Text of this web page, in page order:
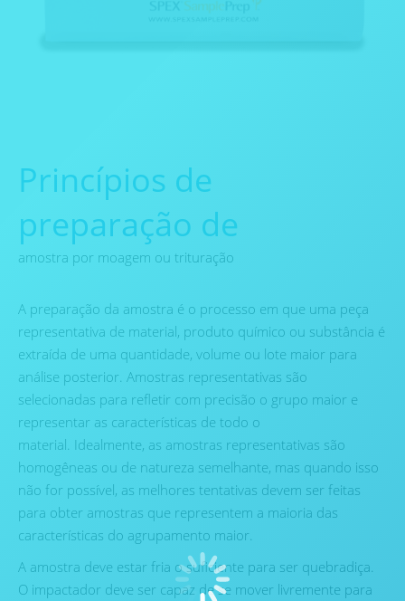
Princípios de
preparação de
amostra por moagem ou trituração
A preparação da amostra é o processo em que uma peça
representativa de material, produto químico ou substância é
extraída de uma quantidade, volume ou lote maior para
análise posterior. Amostras representativas são
selecionadas para refletir com precisão o grupo maior e
representar as características de todo o
material. Idealmente, as amostras representativas são
homogêneas ou de natureza semelhante, mas quando isso
não for possível, as melhores tentativas devem ser feitas
para obter amostras que representem a maioria das
características do agrupamento maior.
A amostra deve estar fria o suficiente para ser quebradiça.
O impactador deve ser capaz de se mover livremente para